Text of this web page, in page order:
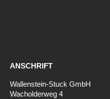
ANSCHRIFT
Wallenstein-Stuck GmbH
Wacholderweg 4